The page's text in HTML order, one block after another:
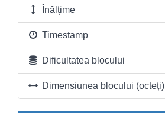
Înălţime
Timestamp
Dificultatea blocului
Dimensiunea blocului (octeți)